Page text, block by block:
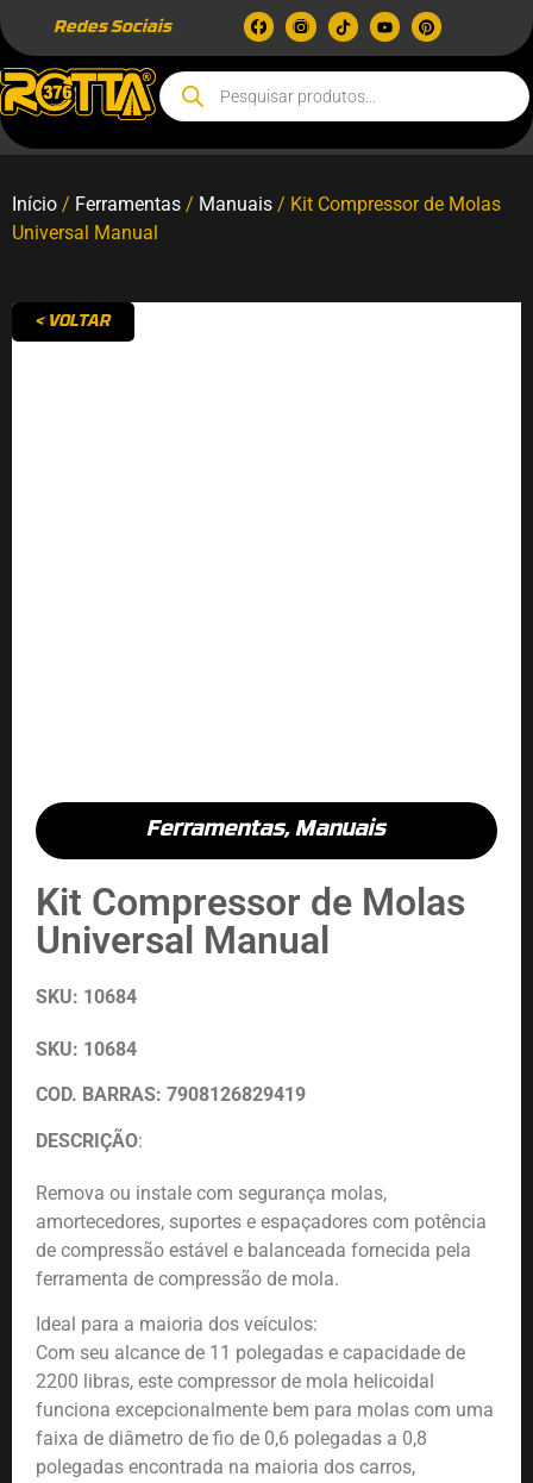
Redes Sociais
Início / Ferramentas / Manuais / Kit Compressor de Molas
Universal Manual
< VOLTAR
Ferramentas,Manuais
Kit Compressor de Molas
Universal Manual
SKU: 10684
SKU: 10684
COD. BARRAS: 7908126829419
DESCRIÇÃO:
Remova ou instale com segurança molas,
amortecedores, suportes e espaçadores com potência
de compressão estável e balanceada fornecida pela
ferramenta de compressão de mola.
Ideal para a maioria dos veículos:
Com seu alcance de 11 polegadas e capacidade de
2200 libras, este compressor de mola helicoidal
funciona excepcionalmente bem para molas com uma
faixa de diâmetro de fio de 0,6 polegadas a 0,8
polegadas encontrada na maioria dos carros,